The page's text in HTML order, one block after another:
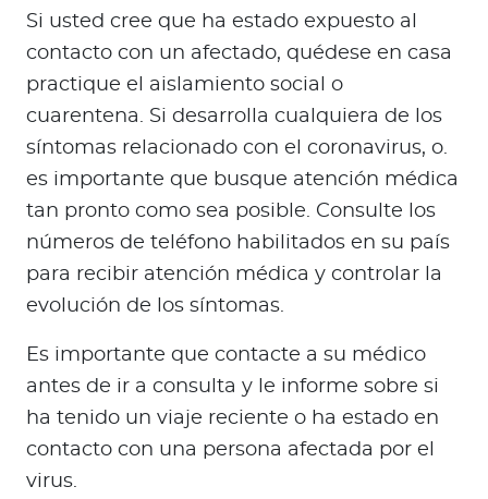
Si usted cree que ha estado expuesto al
contacto con un afectado, quédese en casa
practique el aislamiento social o
cuarentena. Si desarrolla cualquiera de los
síntomas relacionado con el coronavirus, o.
es importante que busque atención médica
tan pronto como sea posible. Consulte los
números de teléfono habilitados en su país
para recibir atención médica y controlar la
evolución de los síntomas.
Es importante que contacte a su médico
antes de ir a consulta y le informe sobre si
ha tenido un viaje reciente o ha estado en
contacto con una persona afectada por el
virus.